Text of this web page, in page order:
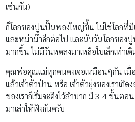
เช่นกัน)
ก็โลกของปูนปั้นพองใหญ่ขึ้น ไม่ใช่โลกที่
และหม่าม๊าอีกต่อไป และนับวันโลกของ
มากขึ้น ไม่มีวันหดลงมาเหลือใบเล็กเท่าเดิ
คุณพ่อคุณแม่ทุกคนคงเจอเหมือนๆกัน เมื่
แล้วเจ้าตัวป่วน หรือ เจ้าตัวยุ่งของเราเกิ
ของเราก็เริ่มจะดึงไว้ลำบาก มี 3-4 ขั้นตอ
มาเล่าให้ฟังกันครับ